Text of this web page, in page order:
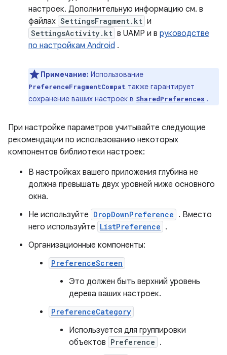
настроек. Дополнительную информацию см. в
файлах SettingsFragment.kt и
SettingsActivity.kt в UAMP и в руководстве
по настройкам Android .
Примечание: Использование
PreferenceFragmentCompat также гарантирует
сохранение ваших настроек в SharedPreferences .
При настройке параметров учитывайте следующие
рекомендации по использованию некоторых
компонентов библиотеки настроек:
В настройках вашего приложения глубина не
должна превышать двух уровней ниже основного
окна.
Не используйте DropDownPreference . Вместо
него используйте ListPreference .
Организационные компоненты:
PreferenceScreen
Это должен быть верхний уровень
дерева ваших настроек.
PreferenceCategory
Используется для группировки
объектов Preference .